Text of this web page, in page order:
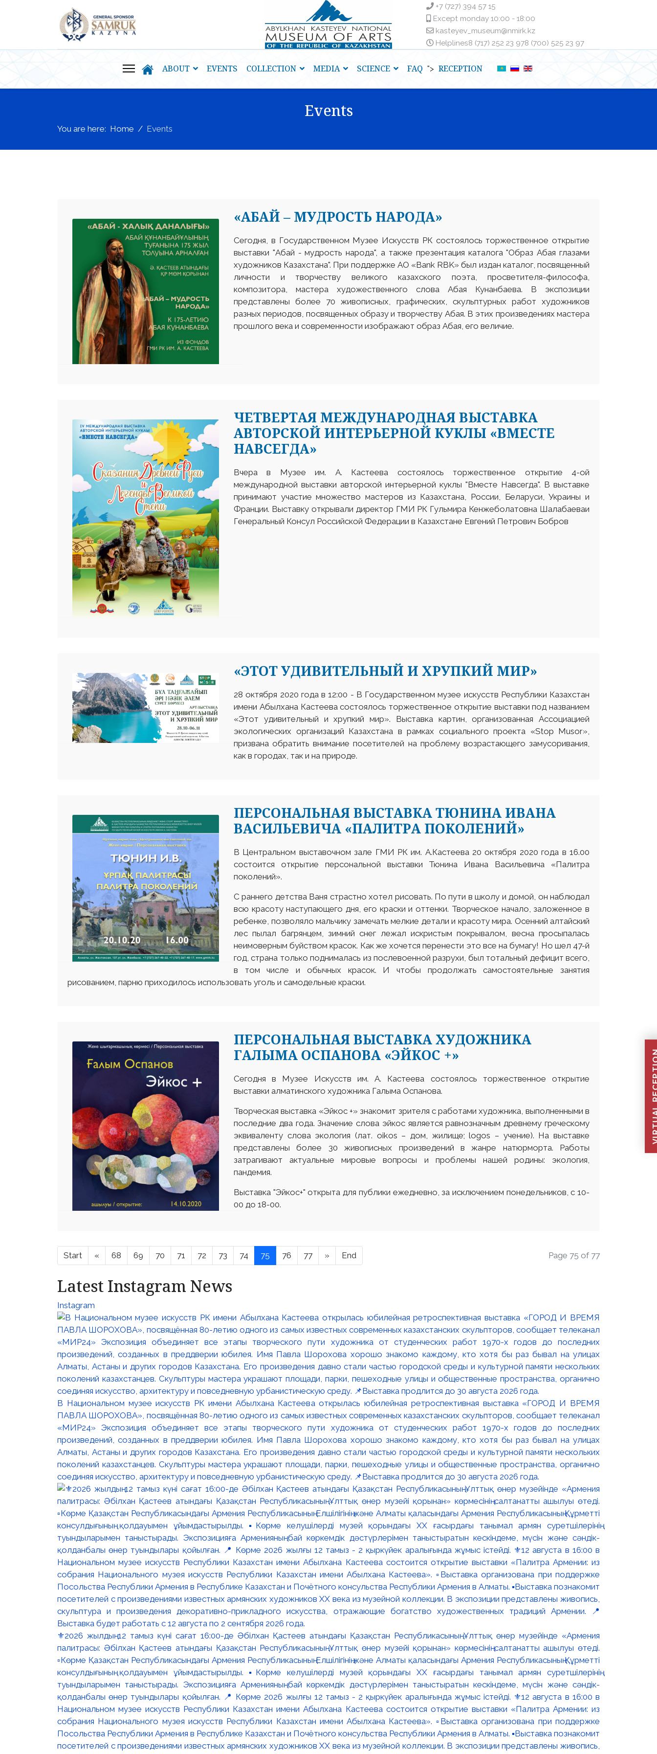
+7 (727) 394 57 15
Except monday 10:00 - 18:00
kasteyev_museum@nmirk.kz
Helplinesㅤ8 (717) 252 23 97ㅤㅤ8 (700) 525 23 97
ABOUT EVENTS COLLECTION MEDIA SCIENCE FAQ "> RECEPTION
Events
You are here: Home Events
«АБАЙ – МУДРОСТЬ НАРОДА»
Сегодня, в Государственном Музее Искусств РК состоялось торжественное открытие
выставки "Абай - мудрость народа", а также презентация каталога "Образ Абая глазами
художников Казахстана". При поддержке АО «Bank RBK» был издан каталог, посвященный
личности и творчеству великого казахского поэта, просветителя-философа,
композитора, мастера художественного слова Абая Кунанбаева. В экспозиции
представлены более 70 живописных, графических, скульптурных работ художников
разных периодов, посвященных образу и творчеству Абая. В этих произведениях мастера
прошлого века и современности изображают образ Абая, его величие.
ЧЕТВЕРТАЯ МЕЖДУНАРОДНАЯ ВЫСТАВКА
АВТОРСКОЙ ИНТЕРЬЕРНОЙ КУКЛЫ «ВМЕСТЕ
НАВСЕГДА»
Вчера в Музее им. А. Кастеева состоялось торжественное открытие 4-ой
международной выставки авторской интерьерной куклы "Вместе Навсегда". В выставке
принимают участие множество мастеров из Казахстана, России, Беларуси, Украины и
Франции. Выставку открывали директор ГМИ РК Гульмира Кенжеболатовна Шалабаеваи
Генеральный Консул Российской Федерации в Казахстане Евгений Петрович Бобров
«ЭТОТ УДИВИТЕЛЬНЫЙ И ХРУПКИЙ МИР»
28 октября 2020 года в 12:00 - В Государственном музее искусств Республики Казахстан
имени Абылхана Кастеева состоялось торжественное открытие выставки под названием
«Этот удивительный и хрупкий мир». Выставка картин, организованная Ассоциацией
экологических организаций Казахстана в рамках социального проекта «Stop Musor»,
призвана обратить внимание посетителей на проблему возрастающего замусоривания,
как в городах, так и на природе.
ПЕРСОНАЛЬНАЯ ВЫСТАВКА ТЮНИНА ИВАНА
ВАСИЛЬЕВИЧА «ПАЛИТРА ПОКОЛЕНИЙ»
В Центральном выставочном зале ГМИ РК им. А.Кастеева 20 октября 2020 года в 16.00
состоится открытие персональной выставки Тюнина Ивана Васильевича «Палитра
поколений».
С раннего детства Ваня страстно хотел рисовать. По пути в школу и домой, он наблюдал
всю красоту наступающего дня, его краски и оттенки. Творческое начало, заложенное в
ребенке, позволяло мальчику замечать мелкие детали и красоту мира. Осенний алтайский
лес пылал багрянцем, зимний снег лежал искристым покрывалом, весна просыпалась
неимоверным буйством красок. Как же хочется перенести это все на бумагу! Но шел 47-й
год, страна только поднималась из послевоенной разрухи, был тотальный дефицит всего,
в том числе и обычных красок. И чтобы продолжать самостоятельные занятия
рисованием, парню приходилось использовать уголь и самодельные краски.
ПЕРСОНАЛЬНАЯ ВЫСТАВКА ХУДОЖНИКА
ГАЛЫМА ОСПАНОВА «ЭЙКОС +»
Сегодня в Музее Искусств им. А. Кастеева состоялось торжественное открытие
выставки алматинского художника Галыма Оспанова.
Творческая выставка «Эйкос +» знакомит зрителя с работами художника, выполненными в
последние два года. Значение слова эйкос является равнозначным древнему греческому
эквиваленту слова экология (лат. оіkos – дом, жилище; logos – учение). На выставке
представлены более 30 живописных произведений в жанре натюрморта. Работы
затрагивают актуальные мировые вопросы и проблемы нашей родины: экология,
пандемия.
Выставка "Эйкос+" открыта для публики ежедневно, за исключением понедельников, с 10-
00 до 18-00.
Start « 68 69 70 71 72 73 74 75 76 77 » End Page 75 of 77
Latest Instagram News
Instagram
В Национальном музее искусств РК имени Абылхана Кастеева открылась юбилейная ретроспективная выставка «ГОРОД И ВРЕМЯ
ПАВЛА ШОРОХОВА», посвящённая 80-летию одного из самых известных современных казахстанских скульпторов, сообщает телеканал
«МИР24» Экспозиция объединяет все этапы творческого пути художника от студенческих работ 1970-х годов до последних
произведений, созданных в преддверии юбилея. Имя Павла Шорохова хорошо знакомо каждому, кто хотя бы раз бывал на улицах
Алматы, Астаны и других городов Казахстана. Его произведения давно стали частью городской среды и культурной памяти нескольких
поколений казахстанцев. Скульптуры мастера украшают площади, парки, пешеходные улицы и общественные пространства, органично
соединяя искусство, архитектуру и повседневную урбанистическую среду. 📌Выставка продлится до 30 августа 2026 года.
⚜️2026 жылдың 12 тамыз күні сағат 16:00-де Әбілхан Қастеев атындағы Қазақстан Республикасының Ұлттық өнер музейінде «Армения
палитрасы: Әбілхан Қастеев атындағы Қазақстан Республикасының Ұлттық өнер музейі қорынан» көрмесінің салтанатты ашылуы өтеді.
▫️Көрме Қазақстан Республикасындағы Армения Республикасының Елшілігінің және Алматы қаласындағы Армения Республикасының Құрметті
консулдығының қолдауымен ұйымдастырылды. ▪️Көрме келушілерді музей қорындағы ХХ ғасырдағы танымал армян суретшілерінің
туындыларымен таныстырады. Экспозицияға Арменияның бай көркемдік дәстүрлерімен таныстыратын кескіндеме, мүсін және сәндік-
қолданбалы өнер туындылары қойылған. 📍 Көрме 2026 жылғы 12 тамыз - 2 қыркүйек аралығында жұмыс істейді. ⚜️12 августа в 16:00 в
Национальном музее искусств Республики Казахстан имени Абылхана Кастеева состоится открытие выставки «Палитра Армении: из
собрания Национального музея искусств Республики Казахстан имени Абылхана Кастеева». ▫️Выставка организована при поддержке
Посольства Республики Армения в Республике Казахстан и Почётного консульства Республики Армения в Алматы. ▪️Выставка познакомит
посетителей с произведениями известных армянских художников XX века из музейной коллекции. В экспозиции представлены живопись,